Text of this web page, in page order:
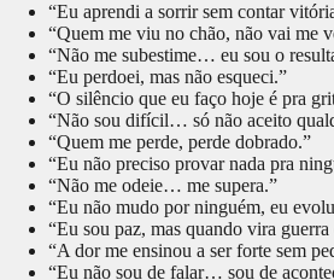
“Eu aprendi a sorrir sem contar
“Quem me viu no chão, não vai me
“Não me subestime… eu sou o
“Eu perdoei, mas não esqueci.”
“O silêncio que eu faço hoje é pra
“Não sou difícil… só não aceito
“Quem me perde, perde dobrado.”
“Eu não preciso provar nada pra
“Não me odeie… me supera.”
“Eu não mudo por ninguém, eu
“Eu sou paz, mas quando vira guerra
“A dor me ensinou a ser forte sem
“Eu não sou de falar… sou de